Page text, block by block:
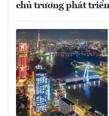
chủ trương phát